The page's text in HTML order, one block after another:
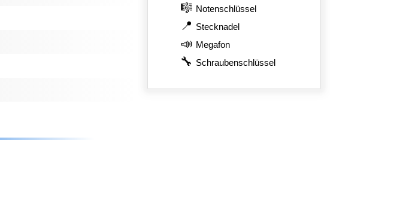
🎼 Notenschlüssel
📍 Stecknadel
📣 Megafon
🔧 Schraubenschlüssel